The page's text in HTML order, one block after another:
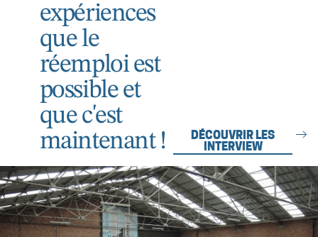
expériences
que le
réemploi est
possible et
que c'est
maintenant !
DÉCOUVRIR LES
INTERVIEW